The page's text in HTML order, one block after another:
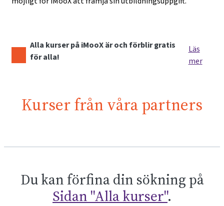
Alla kurser på iMooX är och förblir gratis
för alla!
Läs
mer
Kurser från våra partners
Du kan förfina din sökning på
Sidan "Alla kurser".